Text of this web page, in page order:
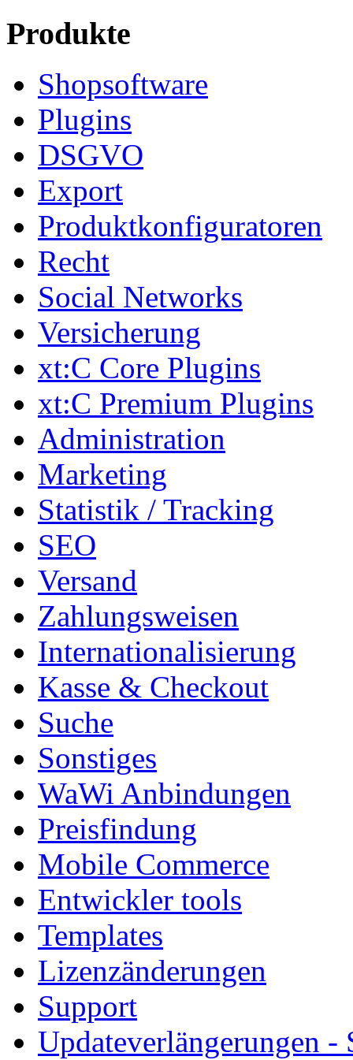
Produkte
Shopsoftware
Plugins
DSGVO
Export
Produktkonfiguratoren
Recht
Social Networks
Versicherung
xt:C Core Plugins
xt:C Premium Plugins
Administration
Marketing
Statistik / Tracking
SEO
Versand
Zahlungsweisen
Internationalisierung
Kasse & Checkout
Suche
Sonstiges
WaWi Anbindungen
Preisfindung
Mobile Commerce
Entwickler tools
Templates
Lizenzänderungen
Support
Updateverlängerungen -